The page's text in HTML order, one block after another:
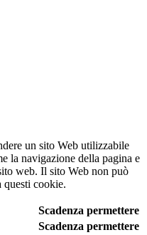
un sito Web utilizzabile
la navigazione della pagina e
web. Il sito Web non può
questi cookie.
Scadenza permettere
Scadenza permettere